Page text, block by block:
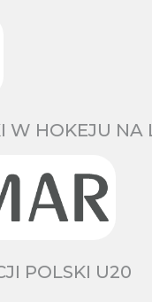
W HOKEJU NA
POLSKI U20